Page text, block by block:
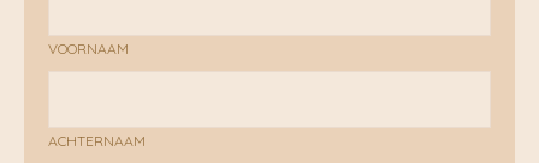
VOORNAAM
ACHTERNAAM